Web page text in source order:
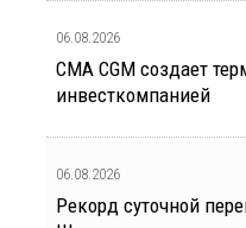
06.08.2026
CMA CGM создает
инвесткомпанией
06.08.2026
Рекорд суточной